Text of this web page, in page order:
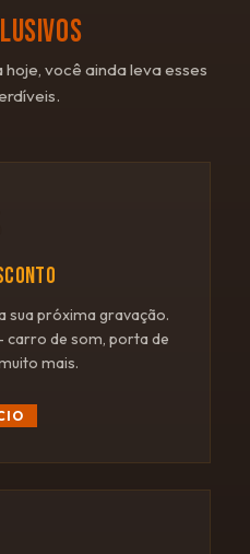
você ainda leva esses
sua próxima gravação.
carro de som, porta de
mais.